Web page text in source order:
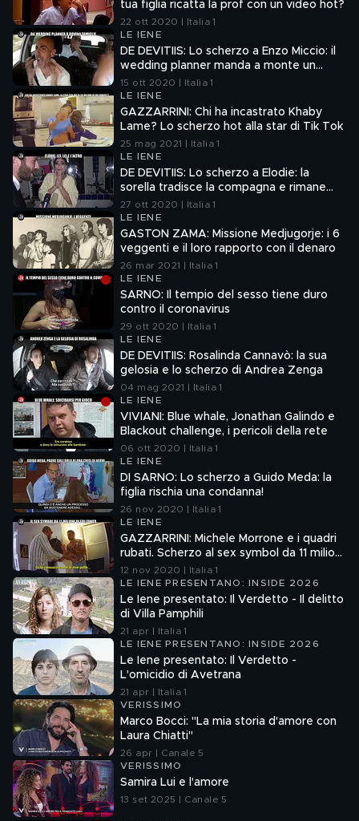
tua figlia ricatta la prof con un video hot?
22 ott 2020 | Italia 1
LE IENE
DE DEVITIIS: Lo scherzo a Enzo Miccio: il
wedding planner manda a monte un
matrimonio!
15 ott 2020 | Italia 1
LE IENE
GAZZARRINI: Chi ha incastrato Khaby
Lame? Lo scherzo hot alla star di Tik Tok
25 mag 2021 | Italia 1
LE IENE
DE DEVITIIS: Lo scherzo a Elodie: la
sorella tradisce la compagna e rimane
incinta
27 ott 2020 | Italia 1
LE IENE
GASTON ZAMA: Missione Medjugorje: i 6
veggenti e il loro rapporto con il denaro
26 mar 2021 | Italia 1
LE IENE
SARNO: Il tempio del sesso tiene duro
contro il coronavirus
29 ott 2020 | Italia 1
LE IENE
DE DEVITIIS: Rosalinda Cannavò: la sua
gelosia e lo scherzo di Andrea Zenga
04 mag 2021 | Italia 1
LE IENE
VIVIANI: Blue whale, Jonathan Galindo e
Blackout challenge, i pericoli della rete
06 ott 2020 | Italia 1
LE IENE
DI SARNO: Lo scherzo a Guido Meda: la
figlia rischia una condanna!
26 nov 2020 | Italia 1
LE IENE
GAZZARRINI: Michele Morrone e i quadri
rubati. Scherzo al sex symbol da 11 milioni
di follower
12 nov 2020 | Italia 1
LE IENE PRESENTANO: INSIDE 2026
Le Iene presentato: Il Verdetto - Il delitto
di Villa Pamphili
21 apr | Italia 1
LE IENE PRESENTANO: INSIDE 2026
Le Iene presentato: Il Verdetto -
L'omicidio di Avetrana
21 apr | Italia 1
VERISSIMO
Marco Bocci: "La mia storia d'amore con
Laura Chiatti"
26 apr | Canale 5
VERISSIMO
Samira Lui e l'amore
13 set 2025 | Canale 5